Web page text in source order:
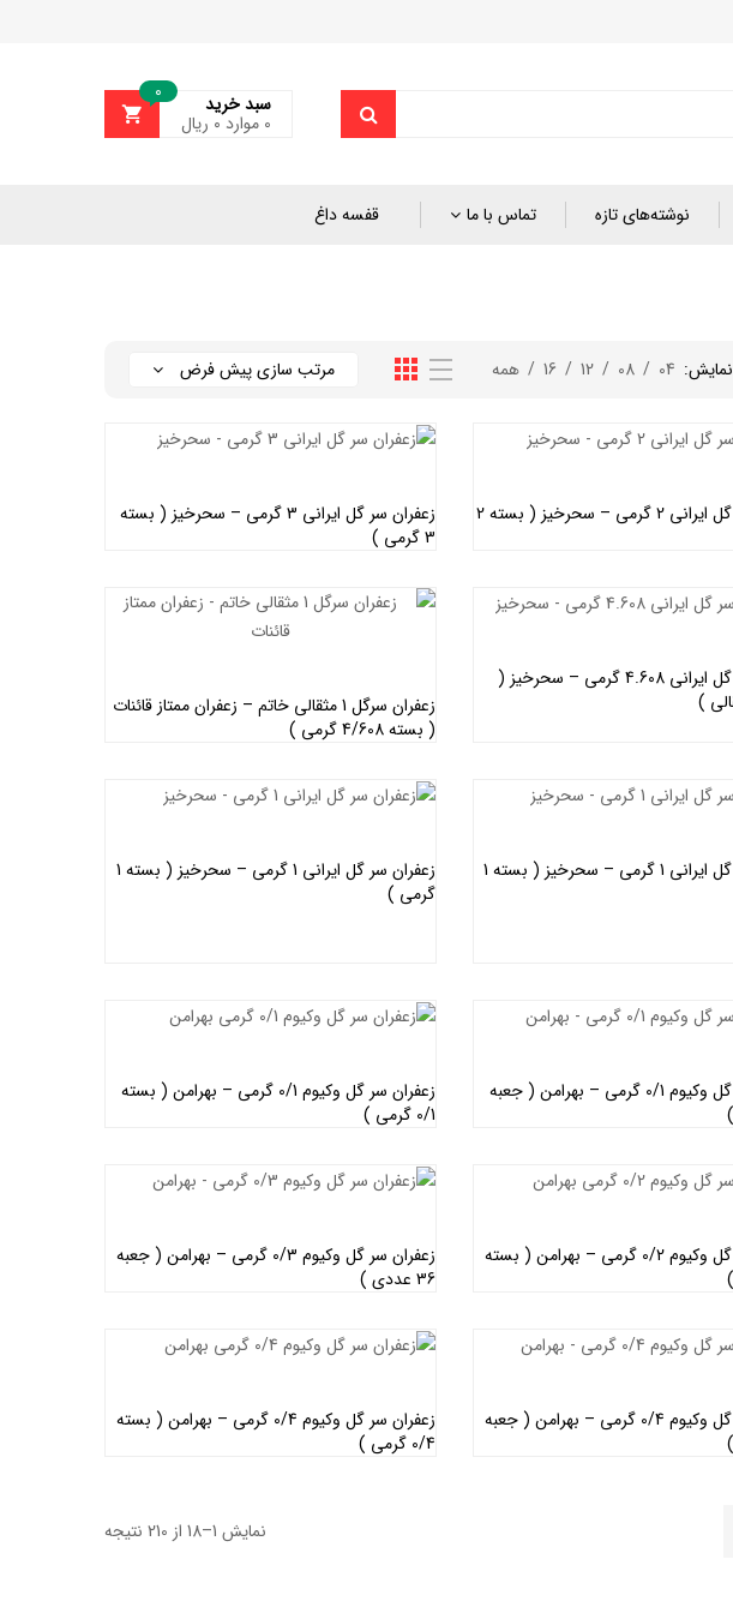
0 سبد خرید
0 موارد ۰ ریال
نوشته‌های تازه تماس با ما قفسه داغ
نمایش: 04
/
08
/
12
/
16
/ همه مرتب سازی پیش فرض
زعفران سر گل ایرانی 2 گرمی – سحرخیز ( بسته 2
زعفران سر گل ایرانی 3 گرمی – سحرخیز ( بسته
3 گرمی )
زعفران سر گل ایرانی 4.608 گرمی – سحرخیز (
اطلاعات بیشتر
زعفران سرگل 1 مثقالی خاتم – زعفران ممتاز قائنات
( بسته 4/608 گرمی )
زعفران سر گل ایرانی 1 گرمی – سحرخیز ( بسته 1
زعفران سر گل ایرانی 1 گرمی – سحرخیز ( بسته 1
گرمی )
زعفران سر گل وکیوم 0/1 گرمی – بهرامن ( جعبه
زعفران سر گل وکیوم 0/1 گرمی – بهرامن ( بسته
0/1 گرمی )
زعفران سر گل وکیوم 0/2 گرمی – بهرامن ( بسته
زعفران سر گل وکیوم 0/3 گرمی – بهرامن ( جعبه
36 عددی )
زعفران سر گل وکیوم 0/4 گرمی – بهرامن ( جعبه
زعفران سر گل وکیوم 0/4 گرمی – بهرامن ( بسته
0/4 گرمی )
نمایش 1–18 از 210 نتیجه